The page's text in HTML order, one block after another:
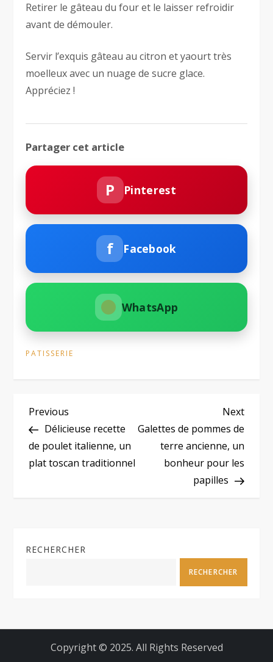
Retirer le gâteau du four et le laisser refroidir
avant de démouler.
Servir l’exquis gâteau au citron et yaourt très
moelleux avec un nuage de sucre glace.
Appréciez !
Partager cet article
P Pinterest
f Facebook
WhatsApp
PATISSERIE
N
a
v
a
Previous
Post
Previous
Délicieuse recette
de poulet italienne, un
plat toscan traditionnel
Next
Post
Next
Galettes de pommes de
terre ancienne, un
bonheur pour les
papilles
RECHERCHER
RECHERCHER
Copyright © 2025. All Rights Reserved